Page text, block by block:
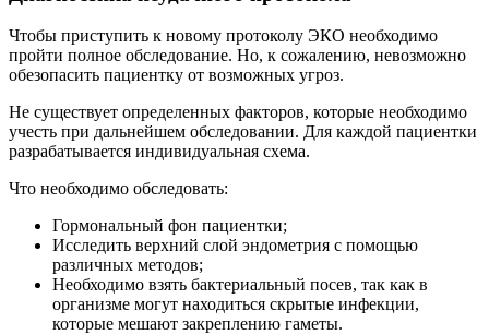
Чтобы приступить к новому протоколу ЭКО необходимо
пройти полное обследование. Но, к сожалению, невозможно
обезопасить пациентку от возможных угроз.
Не существует определенных факторов, которые необходимо
учесть при дальнейшем обследовании. Для каждой пациентки
разрабатывается индивидуальная схема.
Что необходимо обследовать:
Гормональный фон пациентки;
Исследить верхний слой эндометрия с помощью
различных методов;
Необходимо взять бактериальный посев, так как в
организме могут находиться скрытые инфекции,
которые мешают закреплению гаметы.